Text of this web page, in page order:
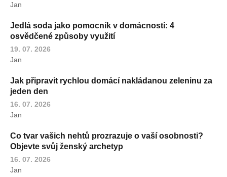
Jan
Jedlá soda jako pomocník v domácnosti: 4
osvědčené způsoby využití
19. 07. 2026
Jan
Jak připravit rychlou domácí nakládanou zeleninu za
jeden den
16. 07. 2026
Jan
Co tvar vašich nehtů prozrazuje o vaší osobnosti?
Objevte svůj ženský archetyp
16. 07. 2026
Jan